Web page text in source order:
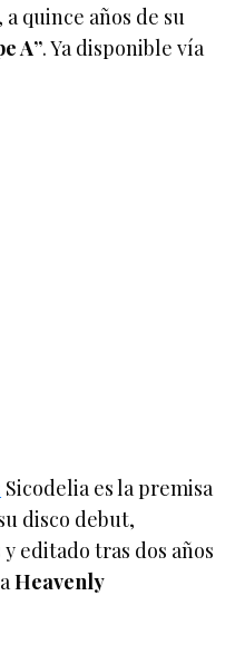
, a quince años de su
A”. Ya disponible vía
Sicodelia es la premisa
disco debut,
editado tras dos años
Heavenly